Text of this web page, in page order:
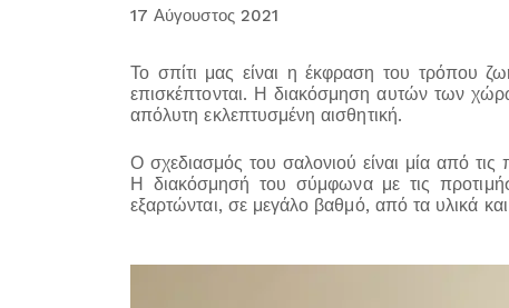
17 Αύγουστος 2021
Το σπίτι μας είναι η έκφραση του τρόπου
επισκέπτονται. Η διακόσμηση αυτών των
απόλυτη εκλεπτυσμένη αισθητική.
Ο σχεδιασμός του σαλονιού είναι μία από τις
Η διακόσμησή του σύμφωνα με τις
εξαρτώνται, σε μεγάλο βαθμό, από τα υλικά